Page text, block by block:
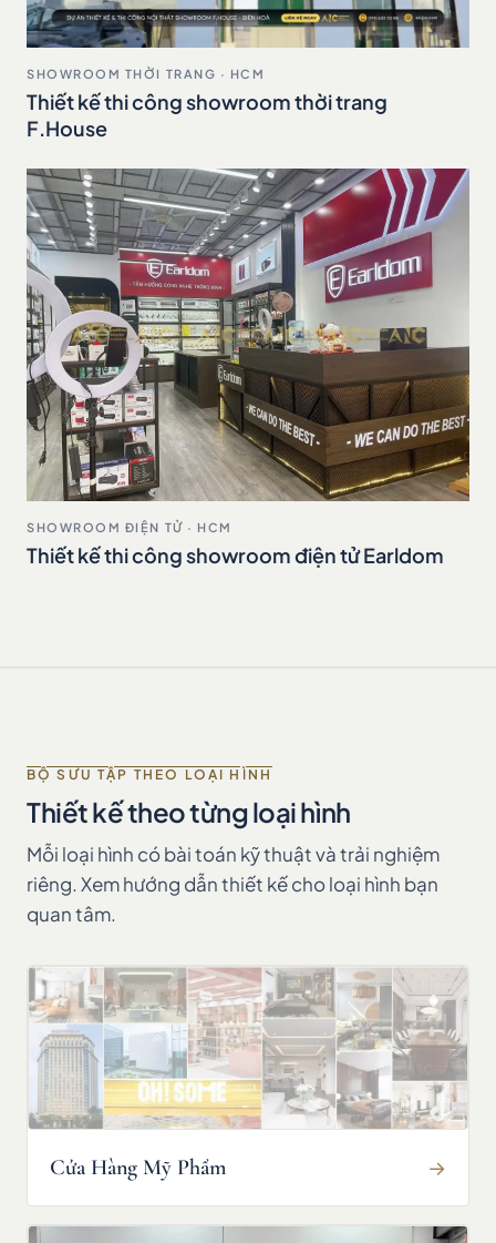
SHOWROOM THỜI TRANG · HCM
Thiết kế thi công showroom thời trang
F.House
SHOWROOM ĐIỆN TỬ · HCM
Thiết kế thi công showroom điện tử Earldom
BỘ SƯU TẬP THEO LOẠI HÌNH
Thiết kế theo từng loại hình
Mỗi loại hình có bài toán kỹ thuật và trải nghiệm
riêng. Xem hướng dẫn thiết kế cho loại hình bạn
quan tâm.
Cửa Hàng Mỹ Phẩm →